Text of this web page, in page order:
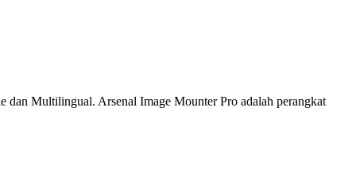
dan Multilingual. Arsenal Image Mounter Pro adalah perangkat